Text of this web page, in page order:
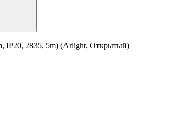
IP20, 2835, 5m) (Arlight, Открытый)